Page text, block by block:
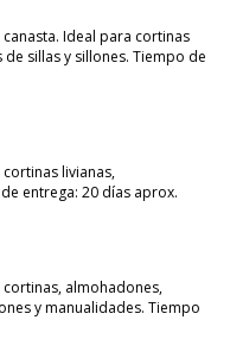
Ideal para cortinas
sillas y sillones. Tiempo de
livianas,
entrega: 20 días aprox.
almohadones,
y manualidades. Tiempo